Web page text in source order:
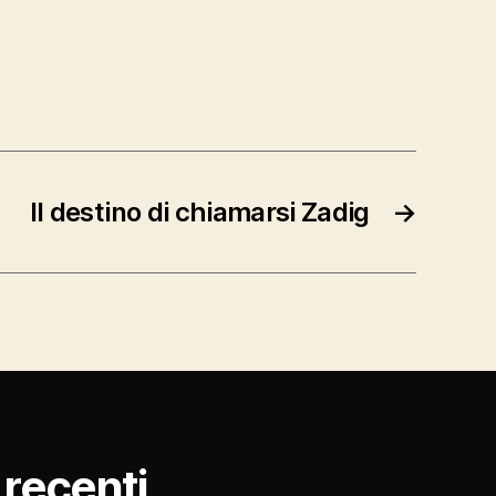
→
Il destino di chiamarsi Zadig